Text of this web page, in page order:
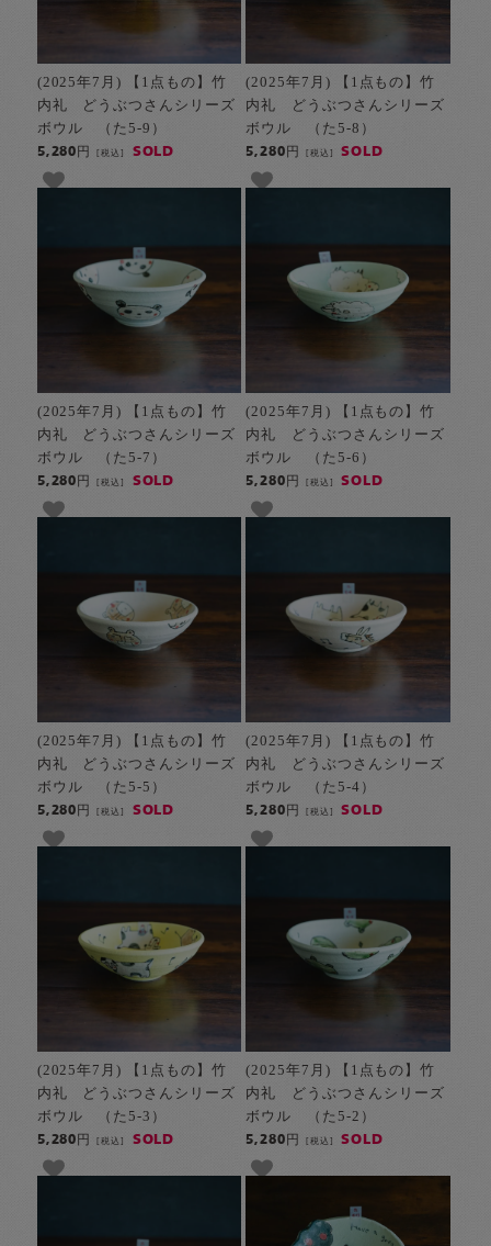
(2025年7月) 【1点もの】竹
内礼 どうぶつさんシリーズ
ボウル （た5-9）
5,280円[税込] SOLD
(2025年7月) 【1点もの】竹
内礼 どうぶつさんシリーズ
ボウル （た5-8）
5,280円 [税込] SOLD
(2025年7月) 【1点もの】竹
内礼 どうぶつさんシリーズ
ボウル （た5-7）
5,280円[税込] SOLD
(2025年7月) 【1点もの】竹
内礼 どうぶつさんシリーズ
ボウル （た5-6）
5,280円 [税込] SOLD
(2025年7月) 【1点もの】竹
内礼 どうぶつさんシリーズ
ボウル （た5-5）
5,280円[税込] SOLD
(2025年7月) 【1点もの】竹
内礼 どうぶつさんシリーズ
ボウル （た5-4）
5,280円 [税込] SOLD
(2025年7月) 【1点もの】竹
内礼 どうぶつさんシリーズ
ボウル （た5-3）
5,280円[税込] SOLD
(2025年7月) 【1点もの】竹
内礼 どうぶつさんシリーズ
ボウル （た5-2）
5,280円 [税込] SOLD